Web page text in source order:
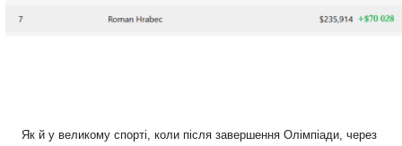
Як й у великому спорті, коли після завершення Олімпіади, через